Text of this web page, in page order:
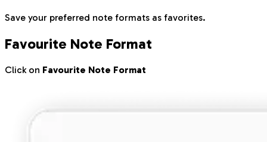
Save your preferred note formats as favorites.
Favourite Note Format
Click on Favourite Note Format